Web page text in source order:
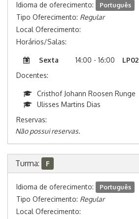
Idioma de oferecimento: Português
Tipo Oferecimento: Regular
Local Oferecimento:
Horários/Salas:
Sexta 14:00 - 16:00
LP02
Docentes:
Cristhof Johann Roosen Runge
Ulisses Martins Dias
Reservas:
Não possui reservas.
Turma: F
Idioma de oferecimento: Português
Tipo Oferecimento: Regular
Local Oferecimento: